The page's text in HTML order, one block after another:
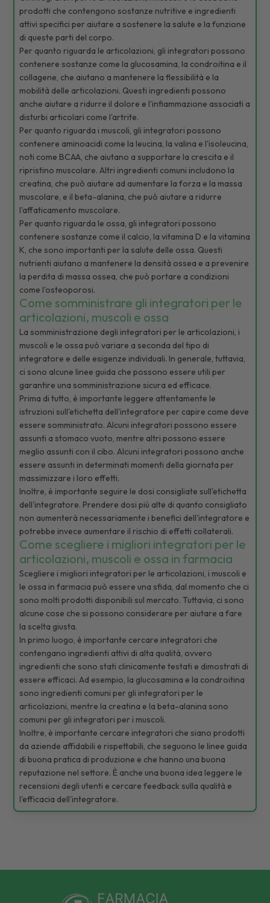
prodotti che contengono sostanze nutritive e ingredienti
attivi specifici per aiutare a sostenere la salute e la funzione
di queste parti del corpo.
Per quanto riguarda le articolazioni, gli integratori possono
contenere sostanze come la glucosamina, la condroitina e il
collagene, che aiutano a mantenere la flessibilità e la
mobilità delle articolazioni. Questi ingredienti possono
anche aiutare a ridurre il dolore e l'infiammazione associati a
disturbi articolari come l'artrite.
Per quanto riguarda i muscoli, gli integratori possono
contenere aminoacidi come la leucina, la valina e l'isoleucina,
noti come BCAA, che aiutano a supportare la crescita e il
ripristino muscolare. Altri ingredienti comuni includono la
creatina, che può aiutare ad aumentare la forza e la massa
muscolare, e il beta-alanina, che può aiutare a ridurre
l'affaticamento muscolare.
Per quanto riguarda le ossa, gli integratori possono
contenere sostanze come il calcio, la vitamina D e la vitamina
K, che sono importanti per la salute delle ossa. Questi
nutrienti aiutano a mantenere la densità ossea e a prevenire
la perdita di massa ossea, che può portare a condizioni
come l'osteoporosi.
Come somministrare gli integratori per le
articolazioni, muscoli e ossa
La somministrazione degli integratori per le articolazioni, i
muscoli e le ossa può variare a seconda del tipo di
integratore e delle esigenze individuali. In generale, tuttavia,
ci sono alcune linee guida che possono essere utili per
garantire una somministrazione sicura ed efficace.
Prima di tutto, è importante leggere attentamente le
istruzioni sull'etichetta dell'integratore per capire come deve
essere somministrato. Alcuni integratori possono essere
assunti a stomaco vuoto, mentre altri possono essere
meglio assunti con il cibo. Alcuni integratori possono anche
essere assunti in determinati momenti della giornata per
massimizzare i loro effetti.
Inoltre, è importante seguire le dosi consigliate sull'etichetta
dell'integratore. Prendere dosi più alte di quanto consigliato
non aumenterà necessariamente i benefici dell'integratore e
potrebbe invece aumentare il rischio di effetti collaterali.
Come scegliere i migliori integratori per le
articolazioni, muscoli e ossa in farmacia
Scegliere i migliori integratori per le articolazioni, i muscoli e
le ossa in farmacia può essere una sfida, dal momento che ci
sono molti prodotti disponibili sul mercato. Tuttavia, ci sono
alcune cose che si possono considerare per aiutare a fare
la scelta giusta.
In primo luogo, è importante cercare integratori che
contengano ingredienti attivi di alta qualità, ovvero
ingredienti che sono stati clinicamente testati e dimostrati di
essere efficaci. Ad esempio, la glucosamina e la condroitina
sono ingredienti comuni per gli integratori per le
articolazioni, mentre la creatina e la beta-alanina sono
comuni per gli integratori per i muscoli.
Inoltre, è importante cercare integratori che siano prodotti
da aziende affidabili e rispettabili, che seguono le linee guida
di buona pratica di produzione e che hanno una buona
reputazione nel settore. È anche una buona idea leggere le
recensioni degli utenti e cercare feedback sulla qualità e
l'efficacia dell'integratore.